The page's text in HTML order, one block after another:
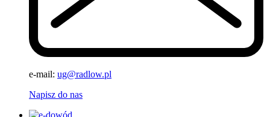
e-mail: ug@radlow.pl
Napisz do nas